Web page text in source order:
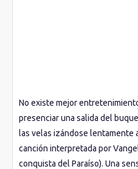
No existe mejor
presenciar una salida del
las velas izándose lentamente
canción interpretada por
conquista del Paraíso). Una